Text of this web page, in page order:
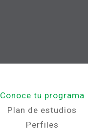
Conoce tu programa
Plan de estudios
Perfiles